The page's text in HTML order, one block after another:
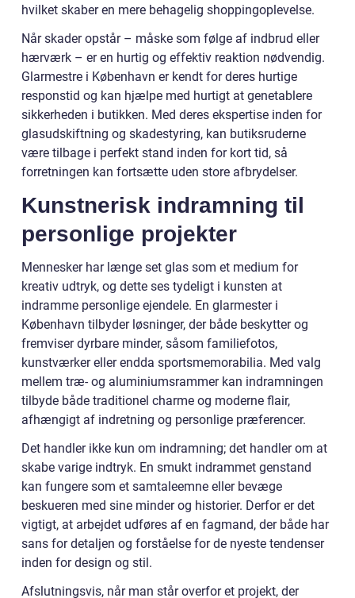
hvilket skaber en mere behagelig shoppingoplevelse.
Når skader opstår – måske som følge af indbrud eller
hærværk – er en hurtig og effektiv reaktion nødvendig.
Glarmestre i København er kendt for deres hurtige
responstid og kan hjælpe med hurtigt at genetablere
sikkerheden i butikken. Med deres ekspertise inden for
glasudskiftning og skadestyring, kan butiksruderne
være tilbage i perfekt stand inden for kort tid, så
forretningen kan fortsætte uden store afbrydelser.
Kunstnerisk indramning til
personlige projekter
Mennesker har længe set glas som et medium for
kreativ udtryk, og dette ses tydeligt i kunsten at
indramme personlige ejendele. En glarmester i
København tilbyder løsninger, der både beskytter og
fremviser dyrbare minder, såsom familiefotos,
kunstværker eller endda sportsmemorabilia. Med valg
mellem træ- og aluminiumsrammer kan indramningen
tilbyde både traditionel charme og moderne flair,
afhængigt af indretning og personlige præferencer.
Det handler ikke kun om indramning; det handler om at
skabe varige indtryk. En smukt indrammet genstand
kan fungere som et samtaleemne eller bevæge
beskueren med sine minder og historier. Derfor er det
vigtigt, at arbejdet udføres af en fagmand, der både har
sans for detaljen og forståelse for de nyeste tendenser
inden for design og stil.
Afslutningsvis, når man står overfor et projekt, der